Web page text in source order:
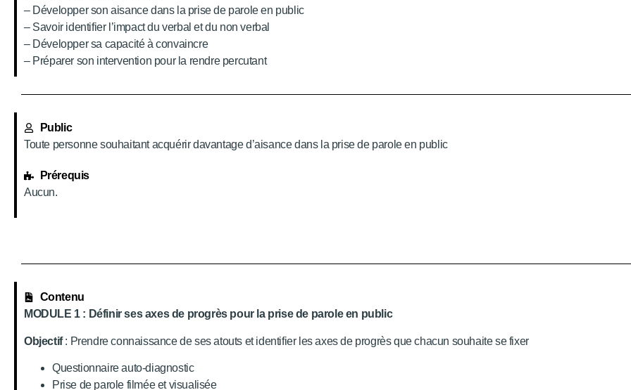
– Développer son aisance dans la prise de parole en public
– Savoir identifier l’impact du verbal et du non verbal
– Développer sa capacité à convaincre
– Préparer son intervention pour la rendre percutant
Public
Toute personne souhaitant acquérir davantage d’aisance dans la prise de parole en public
Prérequis
Aucun.
Contenu
MODULE 1 : Définir ses axes de progrès pour la prise de parole en public
Objectif: Prendre connaissance de ses atouts et identifier les axes de progrès que chacun souhaite se fixer
Questionnaire auto-diagnostic
Prise de parole filmée et visualisée